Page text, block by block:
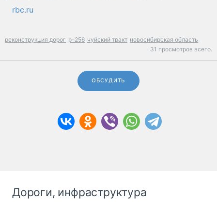
rbc.ru
реконструкция дорог р-256 чуйский тракт новосибирская область
31 просмотров всего.
ОБСУДИТЬ
Дороги, инфраструктура